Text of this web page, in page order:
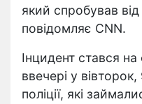
який спробував
повідомляє CNN.
Інцидент стався на
ввечері у
поліції, які